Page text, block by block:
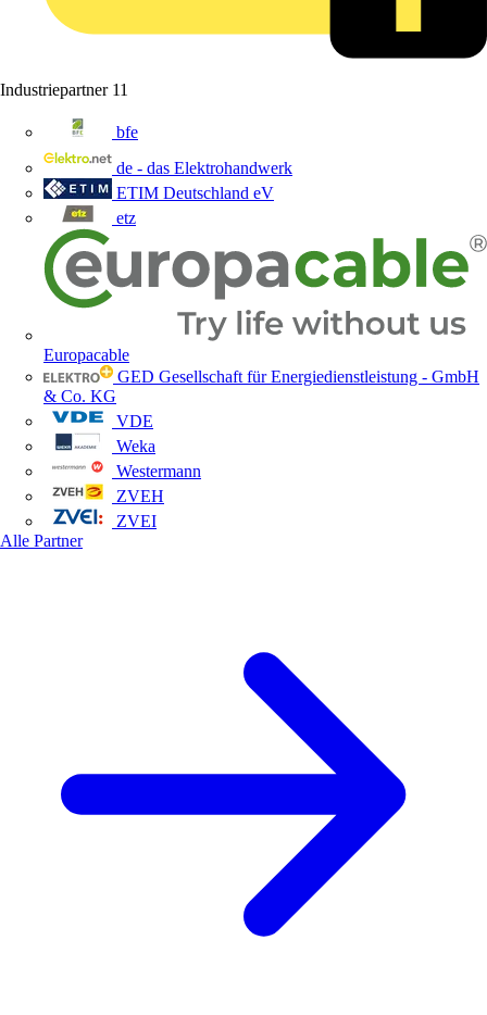
Industriepartner 11
bfe
de - das Elektrohandwerk
ETIM Deutschland eV
etz
Europacable
GED Gesellschaft für Energiedienstleistung - GmbH
& Co. KG
VDE
Weka
Westermann
ZVEH
ZVEI
Alle Partner